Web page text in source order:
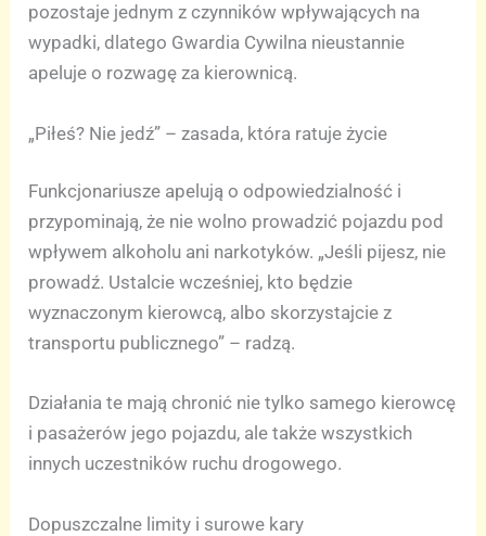
pozostaje jednym z czynników wpływających na
wypadki, dlatego Gwardia Cywilna nieustannie
apeluje o rozwagę za kierownicą.
„Piłeś? Nie jedź” – zasada, która ratuje życie
Funkcjonariusze apelują o odpowiedzialność i
przypominają, że nie wolno prowadzić pojazdu pod
wpływem alkoholu ani narkotyków. „Jeśli pijesz, nie
prowadź. Ustalcie wcześniej, kto będzie
wyznaczonym kierowcą, albo skorzystajcie z
transportu publicznego” – radzą.
Działania te mają chronić nie tylko samego kierowcę
i pasażerów jego pojazdu, ale także wszystkich
innych uczestników ruchu drogowego.
Dopuszczalne limity i surowe kary